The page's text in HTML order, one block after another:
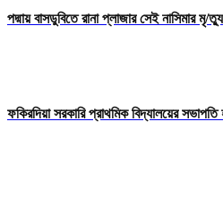
পদ্মায় বাসডুবিতে রানা প্লাজার সেই নাসিমার মৃ/ত্যু
ফকিরদিয়া সরকারি প্রাথমিক বিদ্যালয়ের